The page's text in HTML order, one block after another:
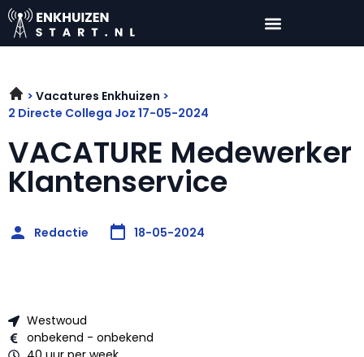
Vacatures Enkhuizen
2 Directe Collega Joz 17-05-2024
VACATURE Medewerker
Klantenservice
Redactie 18-05-2024
Westwoud
onbekend - onbekend